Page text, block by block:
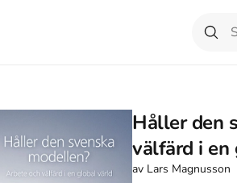
Håller den
välfärd i en
av Lars Magnusson